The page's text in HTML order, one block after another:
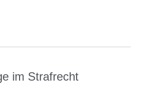
im Strafrecht